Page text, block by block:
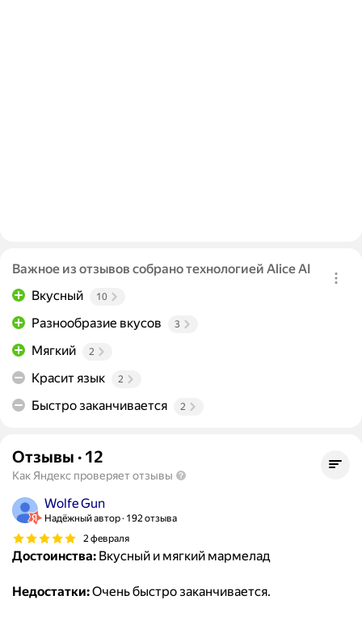
Важное из отзывов собрано технологией Alice AI
Вкусный
10
Разнообразие вкусов 3
Мягкий 2
Красит язык 2
Быстро заканчивается 2
Отзывы · 12
Как Яндекс проверяет отзывы
Wolfe Gun
Надёжный автор 192 отзыва
2 февраля
Достоинства: Вкусный и мягкий мармелад
Недостатки:Очень быстро заканчивается.